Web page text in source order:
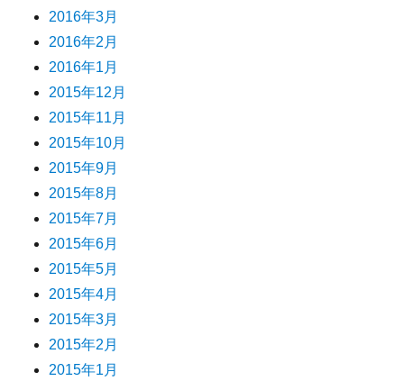
2016年3月
2016年2月
2016年1月
2015年12月
2015年11月
2015年10月
2015年9月
2015年8月
2015年7月
2015年6月
2015年5月
2015年4月
2015年3月
2015年2月
2015年1月